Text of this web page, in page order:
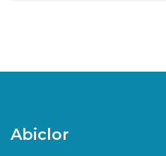
Abiclor